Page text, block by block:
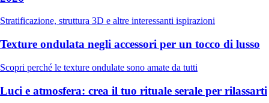
Stratificazione, struttura 3D e altre interessanti ispirazioni
Texture ondulata negli accessori per un tocco di lusso
Scopri perché le texture ondulate sono amate da tutti
Luci e atmosfera: crea il tuo rituale serale per rilassarti